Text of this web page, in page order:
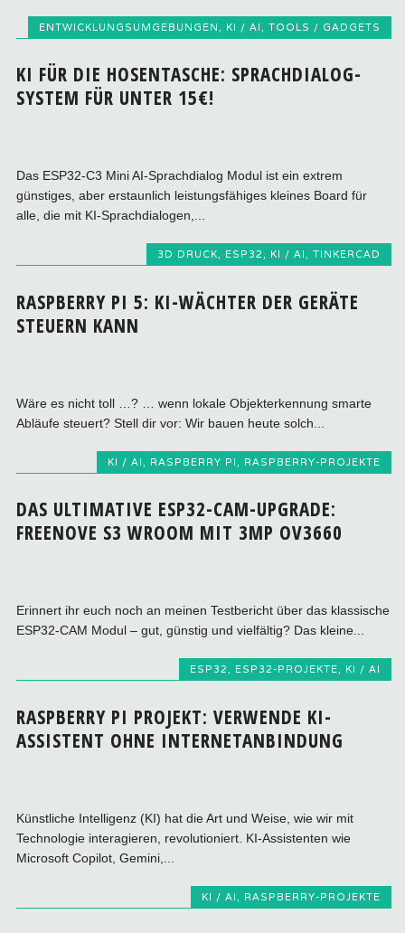
ENTWICKLUNGSUMGEBUNGEN, KI / AI, TOOLS / GADGETS
KI FÜR DIE HOSENTASCHE: SPRACHDIALOG-
SYSTEM FÜR UNTER 15€!
Das ESP32‑C3 Mini AI‑Sprachdialog Modul ist ein extrem
günstiges, aber erstaunlich leistungsfähiges kleines Board für
alle, die mit KI‑Sprachdialogen,...
3D DRUCK, ESP32, KI / AI, TINKERCAD
RASPBERRY PI 5: KI-WÄCHTER DER GERÄTE
STEUERN KANN
Wäre es nicht toll …? … wenn lokale Objekterkennung smarte
Abläufe steuert? Stell dir vor: Wir bauen heute solch...
KI / AI, RASPBERRY PI, RASPBERRY-PROJEKTE
DAS ULTIMATIVE ESP32-CAM-UPGRADE:
FREENOVE S3 WROOM MIT 3MP OV3660
Erinnert ihr euch noch an meinen Testbericht über das klassische
ESP32-CAM Modul – gut, günstig und vielfältig? Das kleine...
ESP32, ESP32-PROJEKTE, KI / AI
RASPBERRY PI PROJEKT: VERWENDE KI-
ASSISTENT OHNE INTERNETANBINDUNG
Künstliche Intelligenz (KI) hat die Art und Weise, wie wir mit
Technologie interagieren, revolutioniert. KI-Assistenten wie
Microsoft Copilot, Gemini,...
KI / AI RASPBERRY-PROJEKTE